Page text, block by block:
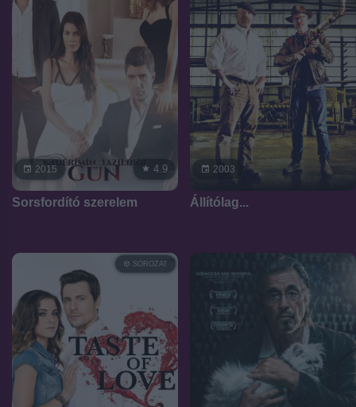
2015 4.9
Sorsfordító szerelem
2003
Állítólag...
SOROZAT